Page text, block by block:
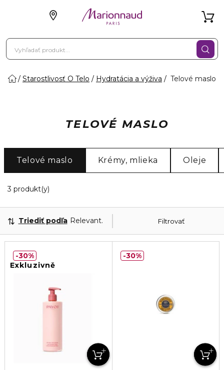
Starostlivosť O Telo Hydratácia a výživa Telové maslo
TELOVÉ MASLO
Telové maslo Krémy, mlieka Oleje
3 produkt(y)
Filtrovať
Triediť podľa Relevantnosť
Exkluzivně
30% 30%